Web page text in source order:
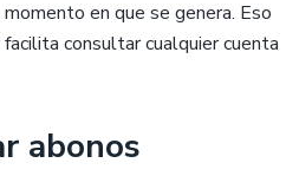
en que se genera. Eso
consultar cualquier cuenta
abonos